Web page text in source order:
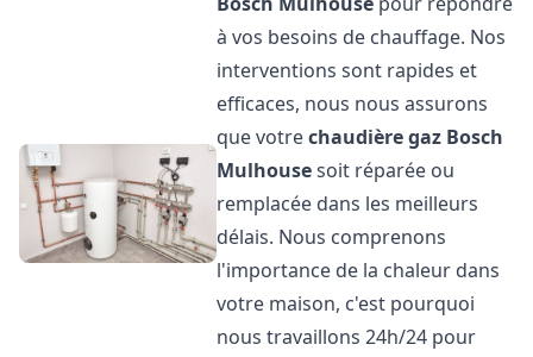
à vos besoins de chauffage. Nos
interventions sont rapides et
efficaces, nous nous assurons
que votrechaudière gaz Bosch
Mulhousesoit réparée ou
remplacée dans les meilleurs
délais. Nous comprenons
l'importance de la chaleur dans
votre maison, c'est pourquoi
nous travaillons 24h/24 pour